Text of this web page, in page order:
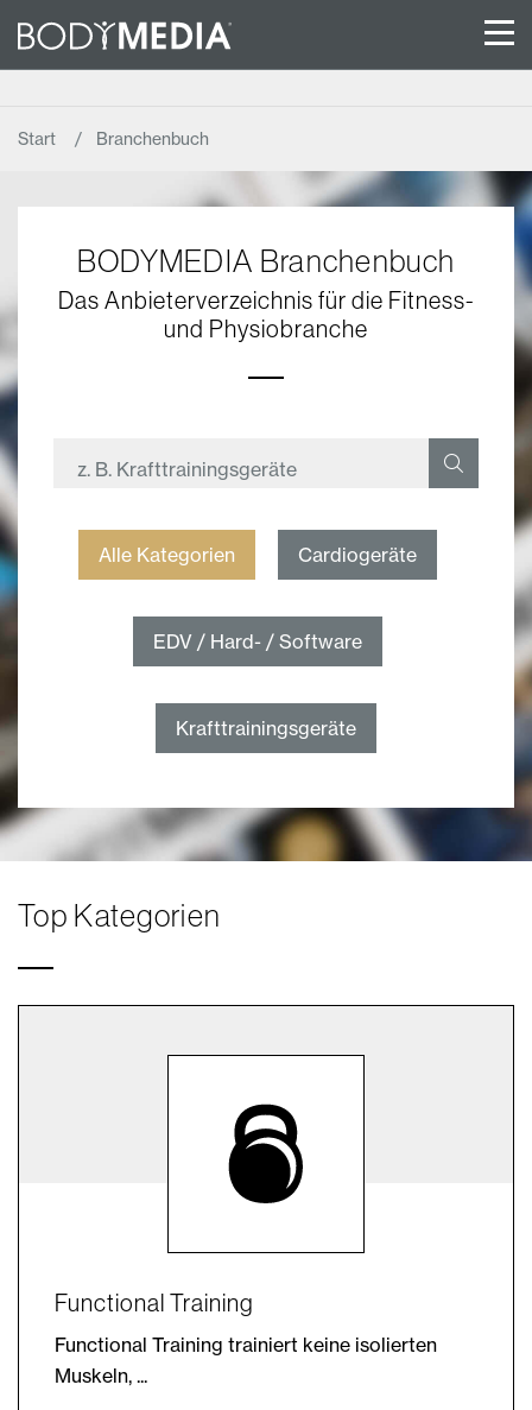
Start Branchenbuch
BODYMEDIA Branchenbuch
Das Anbieterverzeichnis für die Fitness-
und Physiobranche
Alle Kategorien Cardiogeräte
EDV / Hard- / Software
Krafttrainingsgeräte
Top Kategorien
Functional Training
Functional Training trainiert keine isolierten
Muskeln, ...